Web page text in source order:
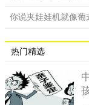
你说夹娃娃机就像葡
热门精选